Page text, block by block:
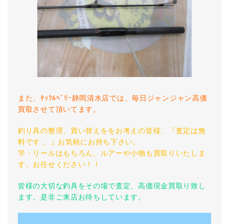
また、ﾀｯｸﾙﾍﾞﾘｰ静岡清水店では、毎日ジャンジャン高価
買取させて頂いてます。
釣り具の整理、買い替えををお考えの皆様、『査定は無
料です 。』お気軽にお持ち下さい。
竿・リールはもちろん、ルアーや小物も買取りいたしま
す。お任せください！！
皆様の大切な釣具をその場で査定、高価現金買取り致し
ます。是非ご来店お待ちしています。